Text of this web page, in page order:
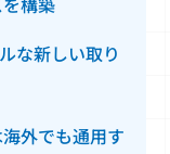
な新しい取り
外でも通用す